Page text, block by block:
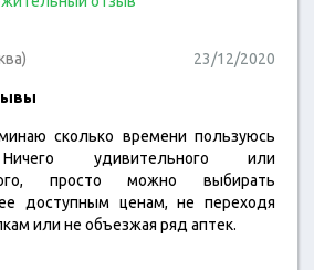
23/12/2020
сколько времени пользуюсь
удивительного или
просто можно выбирать
доступным ценам, не переходя
или не объезжая ряд аптек.